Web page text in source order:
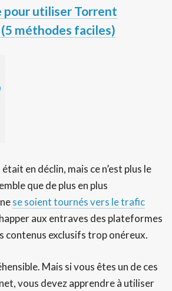
pour utiliser Torrent
méthodes faciles)
en déclin, mais ce n’est plus le
que de plus en plus
se soient tournés vers le trafic
aux entraves des plateformes
contenus exclusifs trop onéreux.
Mais si vous êtes un de ces
vous devez apprendre à utiliser